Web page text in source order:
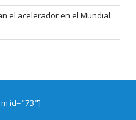
el acelerador en el Mundial
id="73"]